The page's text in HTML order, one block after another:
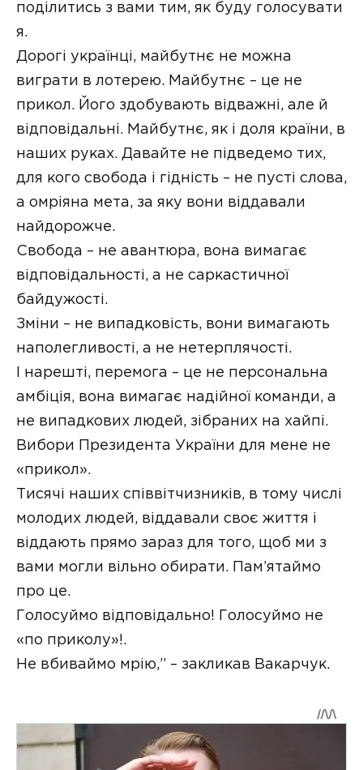
поділитись з вами тим, як буду голосувати
я.
Дорогі українці, майбутнє не можна
виграти в лотерею. Майбутнє – це не
прикол. Його здобувають відважні, але й
відповідальні. Майбутнє, як і доля країни, в
наших руках. Давайте не підведемо тих,
для кого свобода і гідність – не пусті слова,
а омріяна мета, за яку вони віддавали
найдорожче.
Свобода – не авантюра, вона вимагає
відповідальності, а не саркастичної
байдужості.
Зміни – не випадковість, вони вимагають
наполегливості, а не нетерплячості.
І нарешті, перемога – це не персональна
амбіція, вона вимагає надійної команди, а
не випадкових людей, зібраних на хайпі.
Вибори Президента України для мене не
«прикол».
Тисячі наших співвітчизників, в тому числі
молодих людей, віддавали своє життя і
віддають прямо зараз для того, щоб ми з
вами могли вільно обирати. Пам’ятаймо
про це.
Голосуймо відповідально! Голосуймо не
«по приколу»!.
Не вбиваймо мрію,” – закликав Вакарчук.